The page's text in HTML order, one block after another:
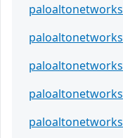
paloaltonetworks
paloaltonetworks
paloaltonetworks
paloaltonetworks
paloaltonetworks